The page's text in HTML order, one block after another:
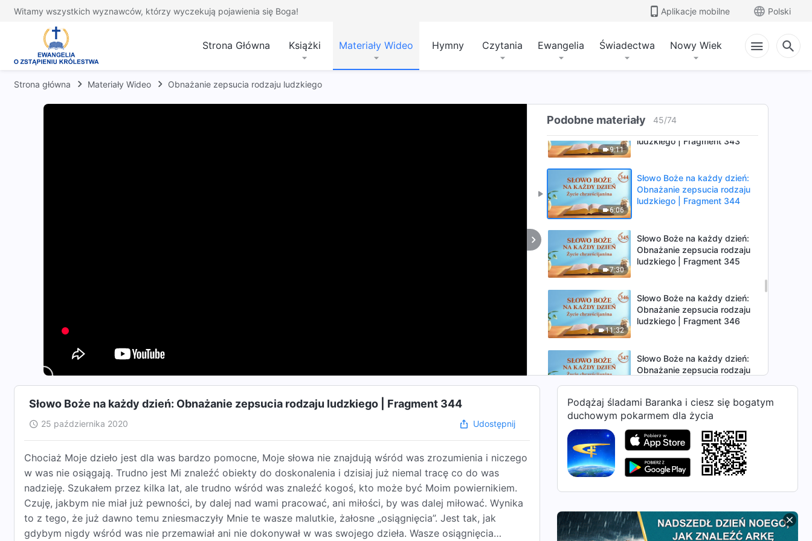
Witamy wszystkich wyznawców, którzy wyczekują pojawienia się Boga! Aplikacje mobilne Polski
Strona Główna Książki Materiały Wideo Hymny Czytania Ewangelia Świadectwa Nowy Wiek
Strona główna Materiały Wideo Obnażanie zepsucia rodzaju ludzkiego
Podobne materiały 45/74
Obnażanie zepsucia rodzaju
Słowo Boże na każdy dzień:
9:11
Słowo Boże na każdy dzień:
Obnażanie zepsucia rodzaju
ludzkiego | Fragment 343
6:06
Słowo Boże na każdy dzień:
Obnażanie zepsucia rodzaju
ludzkiego | Fragment 344
7:30
Słowo Boże na każdy dzień:
Obnażanie zepsucia rodzaju
ludzkiego | Fragment 345
11:32
Słowo Boże na każdy dzień:
Obnażanie zepsucia rodzaju
ludzkiego | Fragment 346
Słowo Boże na każdy dzień:
Obnażanie zepsucia rodzaju
12:04
Słowo Boże na każdy dzień:
Obnażanie zepsucia rodzaju
ludzkiego | Fragment 348
8:32
Słowo Boże na każdy dzień:
Obnażanie zepsucia rodzaju
Słowo Boże na każdy dzień:
Słowo Boże na każdy dzień: Obnażanie zepsucia rodzaju ludzkiego | Fragment 344
25 października 2020 Udostępnij
Chociaż Moje dzieło jest dla was bardzo pomocne, Moje słowa nie znajdują wśród was zrozumienia i niczego
w was nie osiągają. Trudno jest Mi znaleźć obiekty do doskonalenia i dzisiaj już niemal tracę co do was
nadzieję. Szukałem przez kilka lat, ale trudno wśród was znaleźć kogoś, kto może być Moim powiernikiem.
Czuję, jakbym nie miał już pewności, by dalej nad wami pracować, ani miłości, by was dalej miłować. Wynika
to z tego, że już dawno temu zniesmaczyły Mnie te wasze malutkie, żałosne „osiągnięcia”. Jest tak, jak
gdybym nigdy wśród was nie przemawiał ani nie dokonywał w was swojego dzieła. Wasze osiągnięcia
Podążaj śladami Baranka i ciesz się bogatym
duchowym pokarmem dla życia